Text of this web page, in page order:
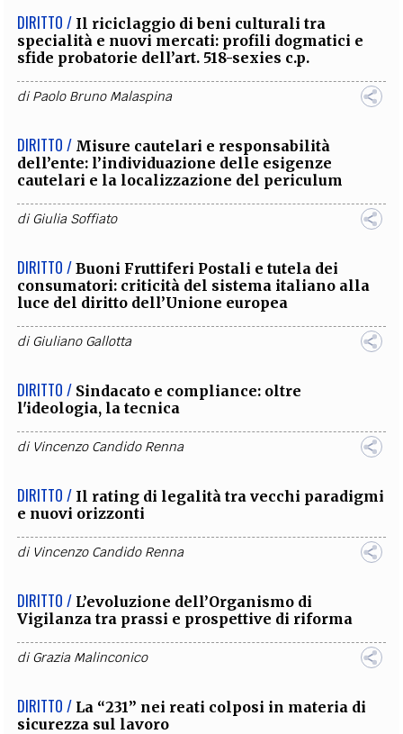
DIRITTO / Il riciclaggio di beni culturali tra
specialità e nuovi mercati: profili dogmatici e
sfide probatorie dell’art. 518-sexies c.p.
diPaolo Bruno Malaspina
DIRITTO / Misure cautelari e responsabilità
dell’ente: l’individuazione delle esigenze
cautelari e la localizzazione del periculum
diGiulia Soffiato
DIRITTO / Buoni Fruttiferi Postali e tutela dei
consumatori: criticità del sistema italiano alla
luce del diritto dell’Unione europea
diGiuliano Gallotta
DIRITTO / Sindacato e compliance: oltre
l'ideologia, la tecnica
di Vincenzo Candido Renna
DIRITTO / Il rating di legalità tra vecchi paradigmi
e nuovi orizzonti
di Vincenzo Candido Renna
DIRITTO / L’evoluzione dell’Organismo di
Vigilanza tra prassi e prospettive di riforma
diGrazia Malinconico
DIRITTO / La “231” nei reati colposi in materia di
sicurezza sul lavoro